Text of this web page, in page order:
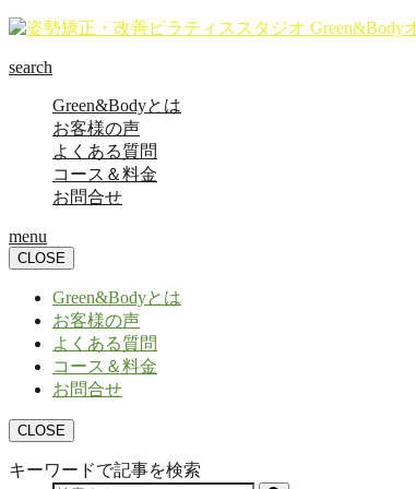
search
Green&Bodyとは
お客様の声
よくある質問
コース＆料金
お問合せ
menu
CLOSE
Green&Bodyとは
お客様の声
よくある質問
コース＆料金
お問合せ
CLOSE
キーワードで記事を検索